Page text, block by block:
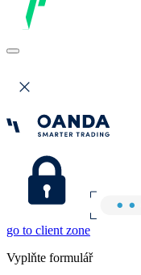
go to client zone
Vyplňte formulář